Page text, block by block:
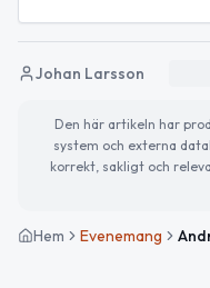
Johan Larsson
Den här artikeln har
system och externa
korrekt, sakligt och
Hem Evenemang